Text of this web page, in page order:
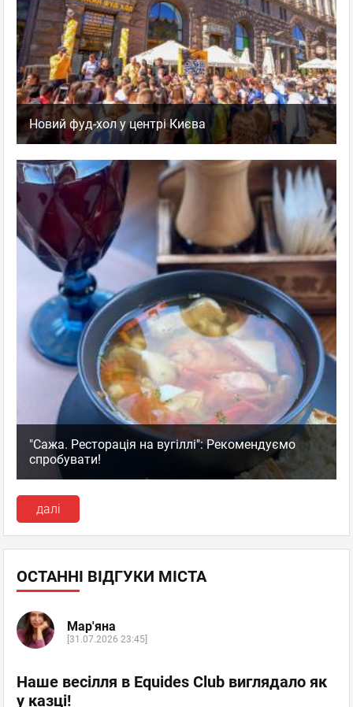
Новий фуд-хол у центрі Києва
"Сажа. Ресторація на вугіллі": Рекомендуємо
спробувати!
далі
ОСТАННІ ВІДГУКИ МІСТА
Мар'яна
[31.07.2026 23:45]
Наше весілля в Equides Club виглядало як
у казці!